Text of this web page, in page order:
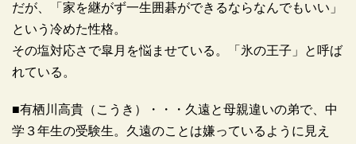
だが、「家を継がず一生囲碁ができるならなんでもいい」
という冷めた性格。
その塩対応さで皐月を悩ませている。「氷の王子」と呼ば
れている。
■有栖川高貴（こうき）・・・久遠と母親違いの弟で、中
学３年生の受験生。久遠のことは嫌っているように見え